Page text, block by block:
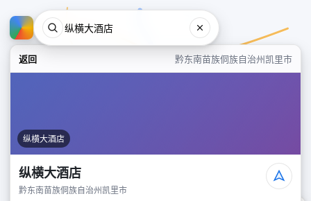
返回 黔东南苗族侗族自治州凯里市
纵横大酒店
纵横大酒店
黔东南苗族侗族自治州凯里市